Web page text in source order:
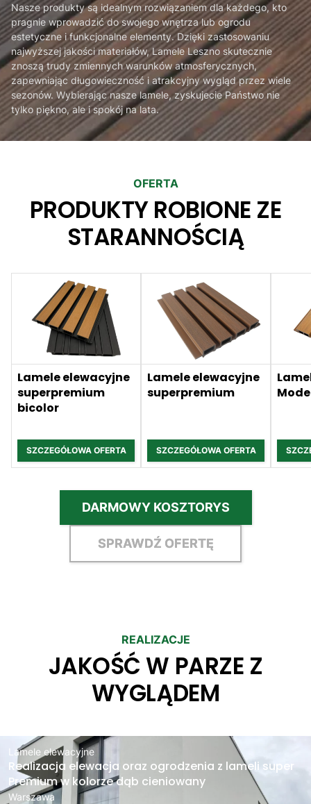
Nasze produkty są idealnym rozwiązaniem dla każdego, kto
pragnie wprowadzić do swojego wnętrza lub ogrodu
estetyczne i funkcjonalne elementy. Dzięki zastosowaniu
najwyższej jakości materiałów, Lamele Leszno skutecznie
znoszą trudy zmiennych warunków atmosferycznych,
zapewniając długowieczność i atrakcyjny wygląd przez wiele
sezonów. Wybierając nasze lamele, zyskujecie Państwo nie
tylko piękno, ale i spokój na lata.
OFERTA
PRODUKTY ROBIONE ZE
STARANNOŚCIĄ
Lamele elewacyjne
superpremium
bicolor
SZCZEGÓŁOWA OFERTA
Lamele elewacyjne
superpremium
SZCZEGÓŁOWA OFERTA
DARMOWY KOSZTORYS
SPRAWDŹ OFERTĘ
REALIZACJE
JAKOŚĆ W PARZE Z
WYGLĄDEM
Lamele elewacyjne
Realizacja elewacja oraz ogrodzenia z lameli super
Premium w kolorze dąb cieniowany
Warszawa